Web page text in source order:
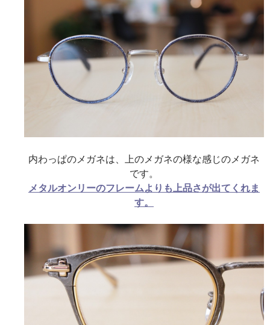
内わっぱのメガネは、上のメガネの様な感じのメガネ
です。
メタルオンリーのフレームよりも上品さが出てくれま
す。